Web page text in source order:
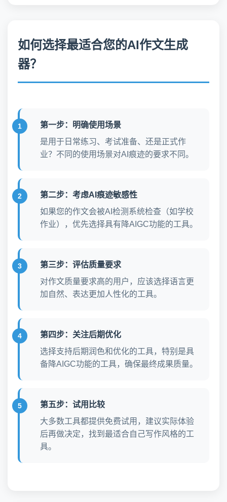
如何选择最适合您的AI作文生成
器？
第一步：明确使用场景
是用于日常练习、考试准备、还是正式作
业？不同的使用场景对AI痕迹的要求不同。
第二步：考虑AI痕迹敏感性
如果您的作文会被AI检测系统检查（如学校
作业），优先选择具有降AIGC功能的工具。
第三步：评估质量要求
对作文质量要求高的用户，应该选择语言更
加自然、表达更加人性化的工具。
第四步：关注后期优化
选择支持后期润色和优化的工具，特别是具
备降AIGC功能的工具，确保最终成果质量。
第五步：试用比较
大多数工具都提供免费试用，建议实际体验
后再做决定，找到最适合自己写作风格的工
具。